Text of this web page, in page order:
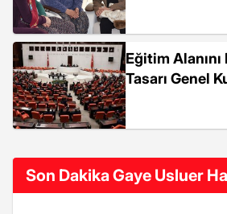
Eğitim
Tasarı Genel
Son Dakika Gaye Usluer